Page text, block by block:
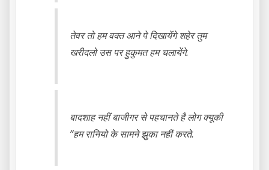
तेवर तो हम वक्त आने पे दिखायेंगे शहेर तुम
खरीदलो उस पर हुकुमत हम चलायेंगे.
बादशाह नहीं बाजीगर से पहचानते है लोग क्यूकी
”हम रानियो के सामने झुका नहीं करते.